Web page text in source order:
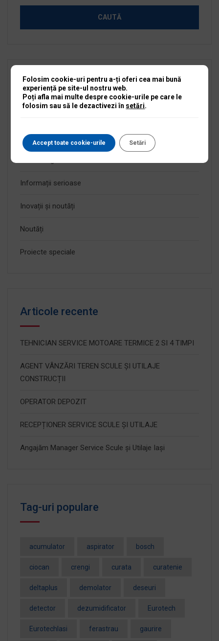
Categorii
Anunțuri expirate
Informații serioase
Inovații și noutăți
Noutăți
Proiecte speciale
Articole recente
TEHNICIAN SERVICE MOTOARE TERMICE 2 SI 4 TIMPI
AGENT VÂNZĂRI TEREN SCULE ȘI UTILAJE
CONSTRUCȚII
OPERATOR DEPOZIT
RECEPȚIONER SERVICE SCULE ȘI UTILAJE
Angajăm Manager Service Scule și Utilaje Iași
Tag-uri populare
acumulator aspirator bosch
ciocan crengi curata curatenie
deltaplus demolator deseuri
detector dezumidificator Eurotech
EurotechIasi ferastrau gaurire
Folosim cookie-uri pentru a-ți oferi cea mai bună
experiență pe site-ul nostru web.
Poți afla mai multe despre cookie-urile pe care le
folosim sau să le dezactivezi în setări.
Accept toate cookie-urile Setări